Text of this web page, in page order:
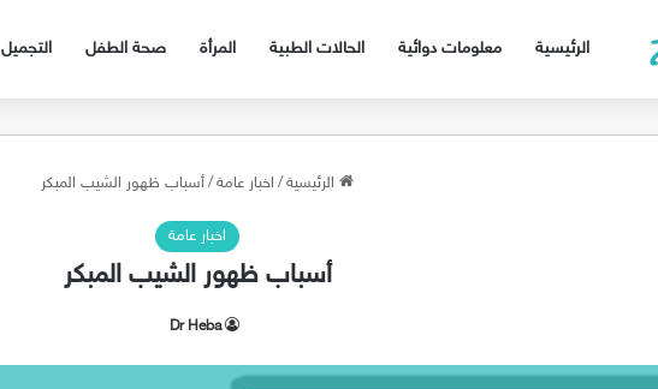
الرئيسية معلومات دوائية الحالات الطبية المرأة صحة الطفل التجميل
الرئيسية/ اخبار عامة/أسباب ظهور الشيب المبكر
اخبار عامة
أسباب ظهور الشيب المبكر
Dr Heba